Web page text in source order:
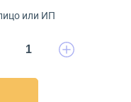
или ИП